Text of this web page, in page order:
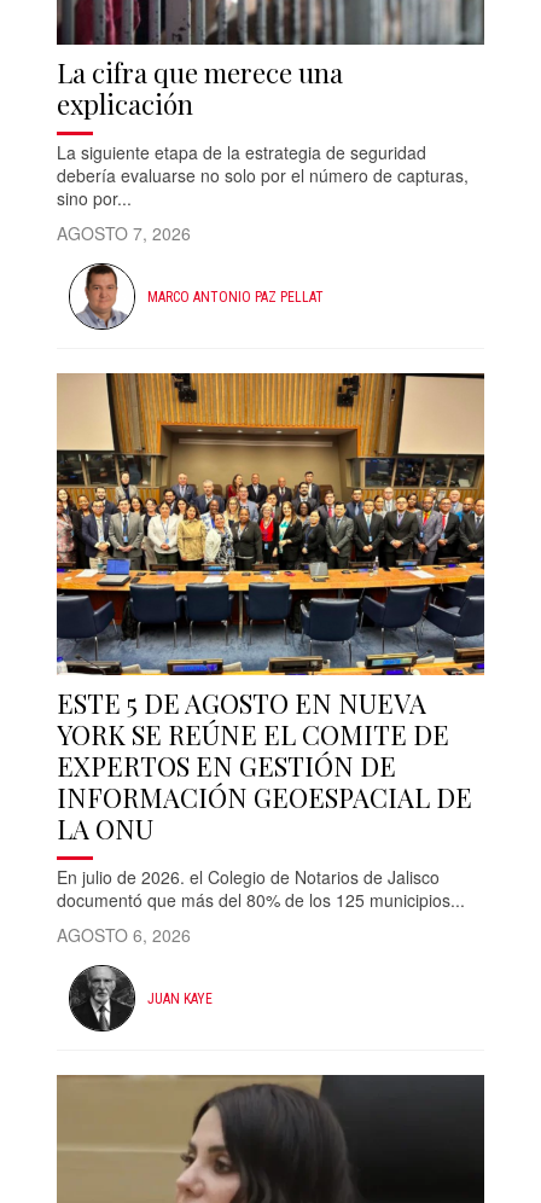
La cifra que merece una
explicación
La siguiente etapa de la estrategia de seguridad
debería evaluarse no solo por el número de capturas,
sino por...
AGOSTO 7, 2026
MARCO ANTONIO PAZ PELLAT
ESTE 5 DE AGOSTO EN NUEVA
YORK SE REÚNE EL COMITE DE
EXPERTOS EN GESTIÓN DE
INFORMACIÓN GEOESPACIAL DE
LA ONU
En julio de 2026. el Colegio de Notarios de Jalisco
documentó que más del 80% de los 125 municipios...
AGOSTO 6, 2026
JUAN KAYE